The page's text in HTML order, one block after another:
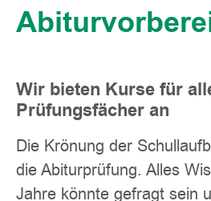
Wir bieten Kurse für
Prüfungsfächer an
Die Krönung der
die Abiturprüfung. Alles
Jahre könnte gefragt sein